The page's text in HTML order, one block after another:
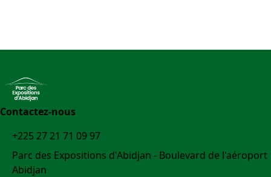
Contactez-nous
+225 27 21 71 09 97
Parc des Expositions d'Abidjan - Boulevard de l'aéroport
Abidjan